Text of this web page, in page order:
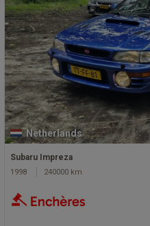
Netherlands
Subaru Impreza
1998 240000 km